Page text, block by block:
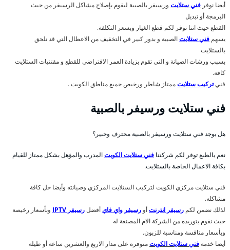
أيضا نوفر فني ستلايت ورسيفر بالصبية ليقوم بإصلاح مشاكل الرسيفر من حيث
البرمجة أو تبديل
القطع حيث اننا نوفر لكم قطع الغيار وبسعر التكلفة.
يسهم فني ستلايتالصبية و بدور كبير في التخفيف من الاعطال التي قد تلحق
بالستلايت
بسبب ورشات الصيانة و التي تقوم بزيادة العمر الافتراضي للقطع و مقتنيات الستلايت
كافة.
فنيتركيب ستلايتممتاز شاطر ورخيص جميع مناطق الكويت .
فني ستلايت ورسيفر بالصبية
هل يوجد فني ستلايت ورسيفر بالصبية محترف وخبير؟
نعم بالطبع توفر لكم شركتنا فني ستلايت الكويتالمدرب والمؤهل بشكل ممتاز للقيام
بكافة الاعمال الخاصة بالستلايت.
فني ستلايت مركزي الكويت لتركيب الستلايت المركزي وصيانته وأيضا حل كافة
مشاكله.
لذلك نضمن لكم رسيفر انترنتأو رسيفر واي فايأفضلرسيفر IPTV
وبأسعار رخيصة
حيث نقوم بتوريده من الشركة الام المصنعة له
وبأسعار منافسة ومناسبة للزبون.
أيضا خدمة فني ستلايت الكويتمتوفرة على مدار الاربع والعشرين ساعة أو طيلة